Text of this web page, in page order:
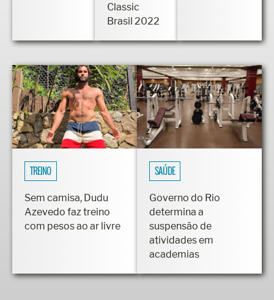
Classic
Brasil 2022
TREINO
Sem camisa, Dudu
Azevedo faz treino
com pesos ao ar livre
SAÚDE
Governo do Rio
determina a
suspensão de
atividades em
academias